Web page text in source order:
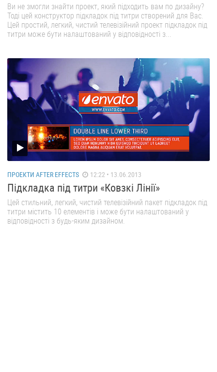
Ви не змогли знайти проект, який підходить вам по дизайну?
Тоді цей конструктор підкладок під титри створений для Вас.
Цей простий, легкий, чистий телевізійний проект підкладок під
титри може бути налаштований у відповідності з...
ПРОЕКТИ AFTER EFFECTS 12:22 • 13.06.2013
Підкладка під титри «Ковзкі Лінії»
Цей стильний, легкий, чистий телевізійний пакет підкладок під
титри містить 10 елементів і може бути налаштований у
відповідності з будь-яким дизайном.